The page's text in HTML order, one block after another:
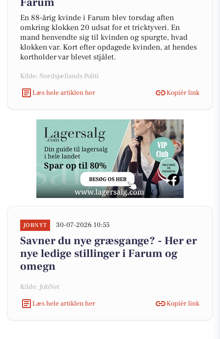
En 88-årig kvinde i Farum blev torsdag aften
omkring klokken 20 udsat for et tricktyveri. En
mand henvendte sig til kvinden og spurgte, hvad
klokken var. Kort efter opdagede kvinden, at hendes
kortholder var blevet stjålet.
Kilde: Nordsjællands Politi
Læs hele artiklen her
Kopiér link
JOBNYT 30-07-2026 10:55
Savner du nye græsgange? - Her er
nye ledige stillinger i Farum og
omegn
Kilde: JobNet
Læs hele artiklen her
Kopiér link